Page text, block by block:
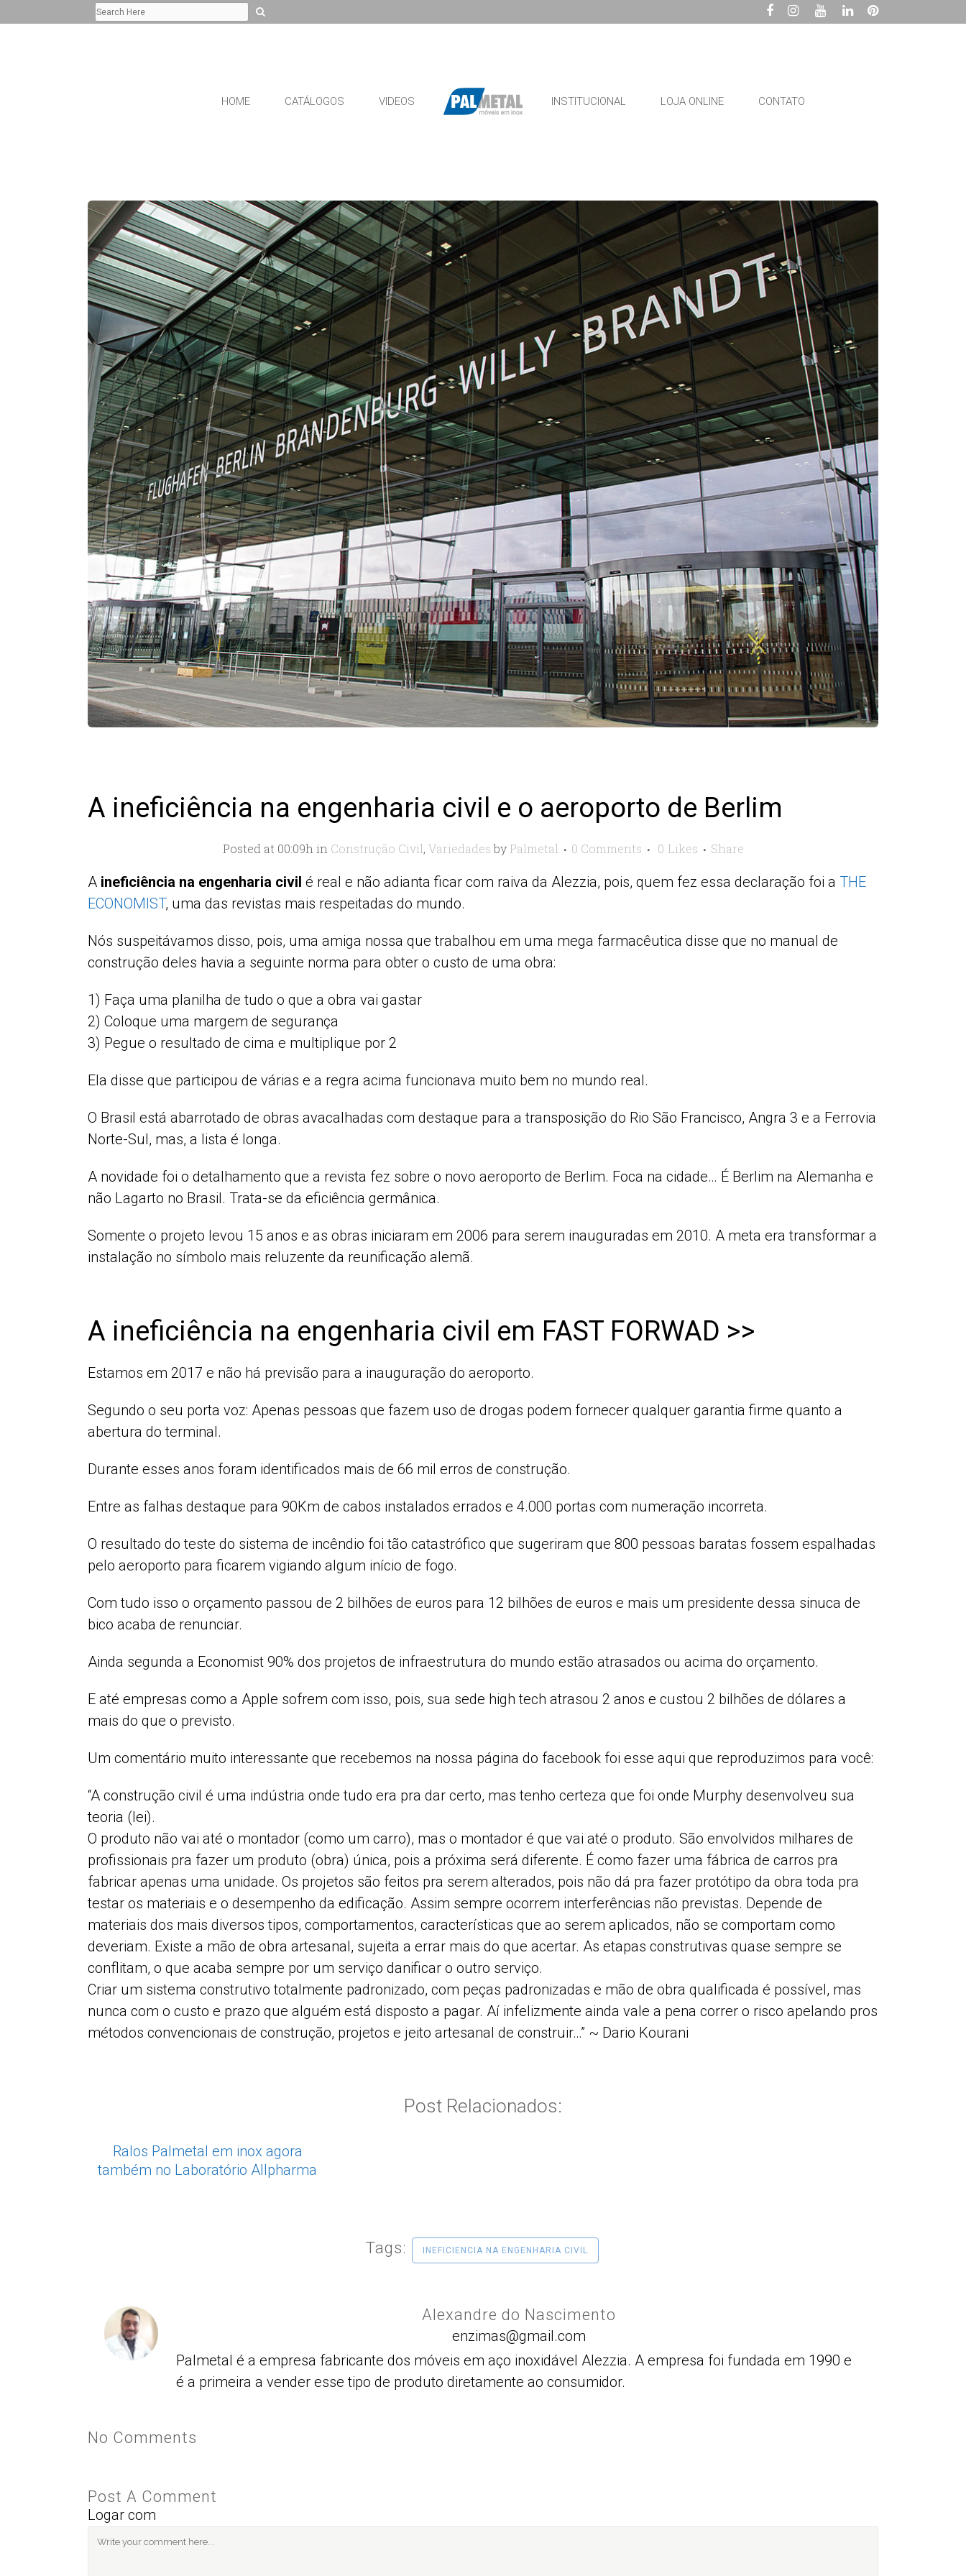
HOME CATÁLOGOS VIDEOS INSTITUCIONAL LOJA ONLINE CONTATO
A ineficiência na engenharia civil e o aeroporto de Berlim
Posted at 00:09h in Construção Civil, Variedades by Palmetal 0 Comments 0 Likes Share
A ineficiência na engenharia civil é real e não adianta ficar com raiva da Alezzia, pois, quem fez essa declaração foi a THE
ECONOMIST, uma das revistas mais respeitadas do mundo.
Nós suspeitávamos disso, pois, uma amiga nossa que trabalhou em uma mega farmacêutica disse que no manual de
construção deles havia a seguinte norma para obter o custo de uma obra:
1) Faça uma planilha de tudo o que a obra vai gastar
2) Coloque uma margem de segurança
3) Pegue o resultado de cima e multiplique por 2
Ela disse que participou de várias e a regra acima funcionava muito bem no mundo real.
O Brasil está abarrotado de obras avacalhadas com destaque para a transposição do Rio São Francisco, Angra 3 e a Ferrovia
Norte-Sul, mas, a lista é longa.
A novidade foi o detalhamento que a revista fez sobre o novo aeroporto de Berlim. Foca na cidade… É Berlim na Alemanha e
não Lagarto no Brasil. Trata-se da eficiência germânica.
Somente o projeto levou 15 anos e as obras iniciaram em 2006 para serem inauguradas em 2010. A meta era transformar a
instalação no símbolo mais reluzente da reunificação alemã.
A ineficiência na engenharia civil em FAST FORWAD >>
Estamos em 2017 e não há previsão para a inauguração do aeroporto.
Segundo o seu porta voz: Apenas pessoas que fazem uso de drogas podem fornecer qualquer garantia firme quanto a
abertura do terminal.
Durante esses anos foram identificados mais de 66 mil erros de construção.
Entre as falhas destaque para 90Km de cabos instalados errados e 4.000 portas com numeração incorreta.
O resultado do teste do sistema de incêndio foi tão catastrófico que sugeriram que 800 pessoas baratas fossem espalhadas
pelo aeroporto para ficarem vigiando algum início de fogo.
Com tudo isso o orçamento passou de 2 bilhões de euros para 12 bilhões de euros e mais um presidente dessa sinuca de
bico acaba de renunciar.
Ainda segunda a Economist 90% dos projetos de infraestrutura do mundo estão atrasados ou acima do orçamento.
E até empresas como a Apple sofrem com isso, pois, sua sede high tech atrasou 2 anos e custou 2 bilhões de dólares a
mais do que o previsto.
Um comentário muito interessante que recebemos na nossa página do facebook foi esse aqui que reproduzimos para você:
“A construção civil é uma indústria onde tudo era pra dar certo, mas tenho certeza que foi onde Murphy desenvolveu sua
teoria (lei).
O produto não vai até o montador (como um carro), mas o montador é que vai até o produto. São envolvidos milhares de
profissionais pra fazer um produto (obra) única, pois a próxima será diferente. É como fazer uma fábrica de carros pra
fabricar apenas uma unidade. Os projetos são feitos pra serem alterados, pois não dá pra fazer protótipo da obra toda pra
testar os materiais e o desempenho da edificação. Assim sempre ocorrem interferências não previstas. Depende de
materiais dos mais diversos tipos, comportamentos, características que ao serem aplicados, não se comportam como
deveriam. Existe a mão de obra artesanal, sujeita a errar mais do que acertar. As etapas construtivas quase sempre se
conflitam, o que acaba sempre por um serviço danificar o outro serviço.
Criar um sistema construtivo totalmente padronizado, com peças padronizadas e mão de obra qualificada é possível, mas
nunca com o custo e prazo que alguém está disposto a pagar. Aí infelizmente ainda vale a pena correr o risco apelando pros
métodos convencionais de construção, projetos e jeito artesanal de construir…” ~ Dario Kourani
Post Relacionados:
Ralos Palmetal em inox agora
também no Laboratório Allpharma
Tags: INEFICIENCIA NA ENGENHARIA CIVIL
Alexandre do Nascimento
enzimas@gmail.com
Palmetal é a empresa fabricante dos móveis em aço inoxidável Alezzia. A empresa foi fundada em 1990 e
é a primeira a vender esse tipo de produto diretamente ao consumidor.
No Comments
Post A Comment
Logar com